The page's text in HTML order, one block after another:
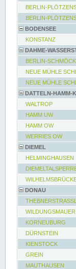
BERLIN-
BERLIN-
BODENSEE
KONSTANZ
DAHME-
BERLIN-
NEUE MÜHLE
NEUE MÜHLE
DATTELN-HAMM-
WALTROP
HAMM UW
HAMM OW
WERRIES OW
DIEMEL
HELMINGHAUSEN
DONAU
THEBNERSTRASSL
WILDUNGSMAUER
KORNEUBURG
DÜRNSTEIN
KIENSTOCK
GREIN
MAUTHAUSEN